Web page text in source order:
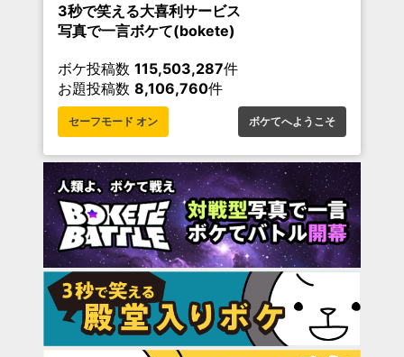
3秒で笑える大喜利サービス
写真で一言ボケて(bokete)
ボケ投稿数 115,503,287件
お題投稿数 8,106,760件
セーフモード オン ボケてへようこそ